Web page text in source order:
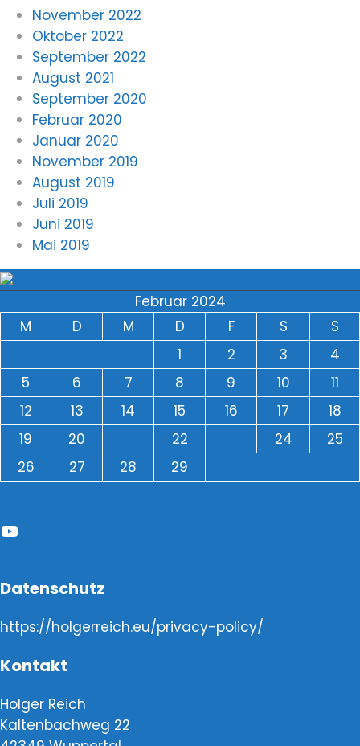
November 2022
Oktober 2022
September 2022
August 2021
September 2020
Februar 2020
Januar 2020
November 2019
August 2019
Juli 2019
Juni 2019
Mai 2019
Februar 2024
M
D M D F S
S
1
2 3
4
5
6 7 8 9 10
11
12
13 14 15 16 17
18
19
20 22 24
25
26
27 28
29
YouTube
Datenschutz
https://holgerreich.eu/privacy-policy/
Kontakt
Holger Reich
Kaltenbachweg 22